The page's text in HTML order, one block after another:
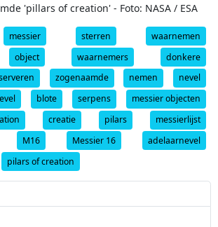
'pillars of creation' - Foto: NASA / ESA
messier sterren
waarnemen
object waarnemers
donkere
zogenaamde nemen
nevel
blote serpens
messier objecten
creatie pilars
messierlijst
M16 Messier 16
adelaarnevel
pilars of creation